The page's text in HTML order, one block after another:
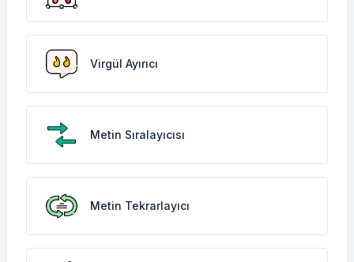
Virgül Ayırıcı
Metin Sıralayıcısı
Metin Tekrarlayıcı